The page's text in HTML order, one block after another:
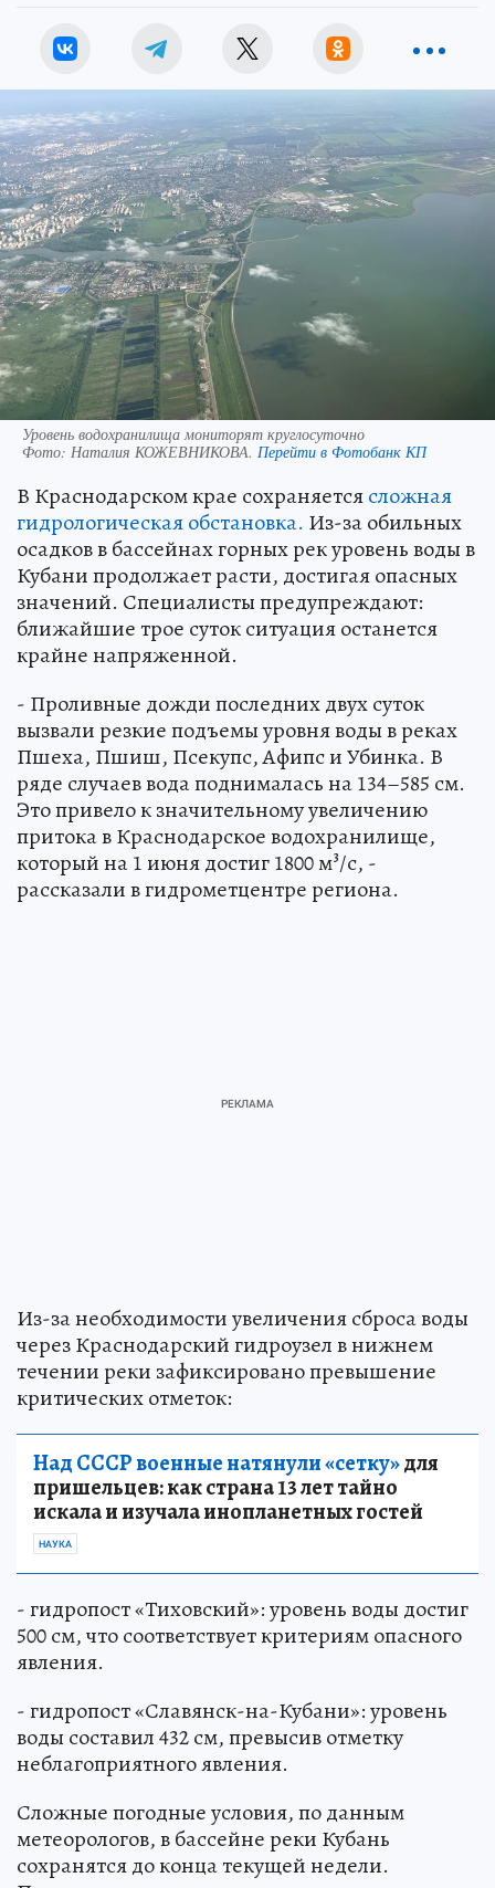
Уровень водохранилища мониторят круглосуточно
Фото: Наталия КОЖЕВНИКОВА. Перейти в Фотобанк КП
В Краснодарском крае сохраняетсясложная
гидрологическая обстановка. Из-за обильных
осадков в бассейнах горных рек уровень воды в
Кубани продолжает расти, достигая опасных
значений. Специалисты предупреждают:
ближайшие трое суток ситуация останется
крайне напряженной.
- Проливные дожди последних двух суток
вызвали резкие подъемы уровня воды в реках
Пшеха, Пшиш, Псекупс, Афипс и Убинка. В
ряде случаев вода поднималась на 134–585 см.
Это привело к значительному увеличению
притока в Краснодарское водохранилище,
который на 1 июня достиг 1800 м³/с, -
рассказали в гидрометцентре региона.
Из-за необходимости увеличения сброса воды
через Краснодарский гидроузел в нижнем
течении реки зафиксировано превышение
критических отметок:
Над СССР военные натянули «сетку»для
пришельцев: как страна 13 лет тайно
искала и изучала инопланетных гостей
НАУКА
- гидропост «Тиховский»: уровень воды достиг
500 см, что соответствует критериям опасного
явления.
- гидропост «Славянск-на-Кубани»: уровень
воды составил 432 см, превысив отметку
неблагоприятного явления.
Сложные погодные условия, по данным
метеорологов, в бассейне реки Кубань
сохранятся до конца текущей недели.